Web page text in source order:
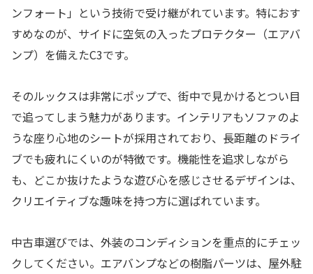
ンフォート」という技術で受け継がれています。特におす
すめなのが、サイドに空気の入ったプロテクター（エアバ
ンプ）を備えたC3です。
そのルックスは非常にポップで、街中で見かけるとつい目
で追ってしまう魅力があります。インテリアもソファのよ
うな座り心地のシートが採用されており、長距離のドライ
ブでも疲れにくいのが特徴です。機能性を追求しながら
も、どこか抜けたような遊び心を感じさせるデザインは、
クリエイティブな趣味を持つ方に選ばれています。
中古車選びでは、外装のコンディションを重点的にチェッ
クしてください。エアバンプなどの樹脂パーツは、屋外駐